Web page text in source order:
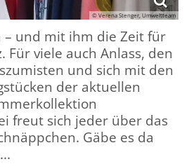
© Verena Stenger, Umweltteam
– und mit ihm die Zeit für
Für viele auch Anlass, den
und sich mit den
der aktuellen
freut sich jeder über das
Gäbe es da